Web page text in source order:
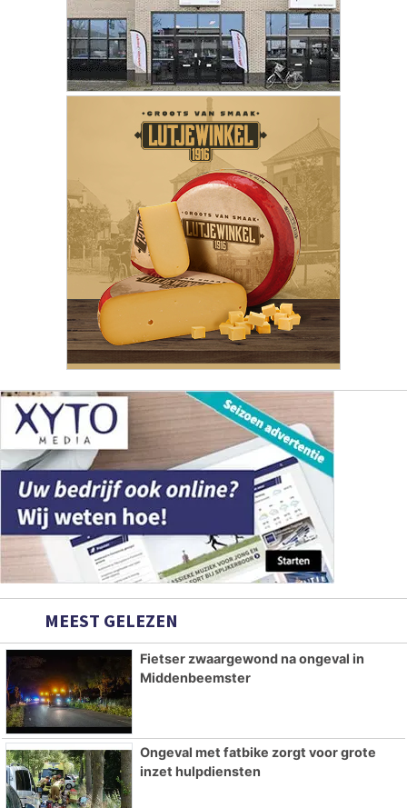
MEEST GELEZEN
Fietser zwaargewond na ongeval in
Middenbeemster
Ongeval met fatbike zorgt voor grote
inzet hulpdiensten